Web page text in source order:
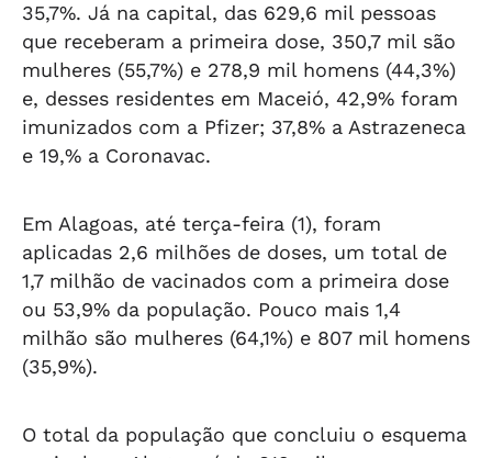
35,7%. Já na capital, das 629,6 mil pessoas
que receberam a primeira dose, 350,7 mil são
mulheres (55,7%) e 278,9 mil homens (44,3%)
e, desses residentes em Maceió, 42,9% foram
imunizados com a Pfizer; 37,8% a Astrazeneca
e 19,% a Coronavac.
Em Alagoas, até terça-feira (1), foram
aplicadas 2,6 milhões de doses, um total de
1,7 milhão de vacinados com a primeira dose
ou 53,9% da população. Pouco mais 1,4
milhão são mulheres (64,1%) e 807 mil homens
(35,9%).
O total da população que concluiu o esquema